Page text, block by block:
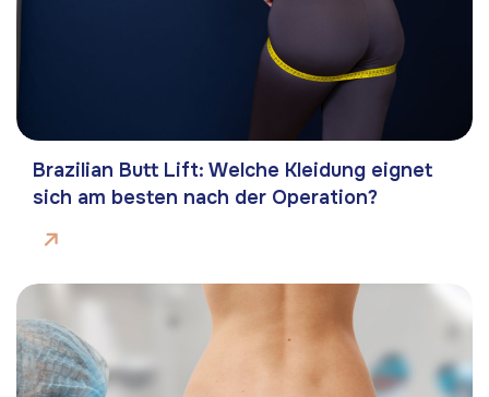
Brazilian Butt Lift: Welche Kleidung eignet
sich am besten nach der Operation?